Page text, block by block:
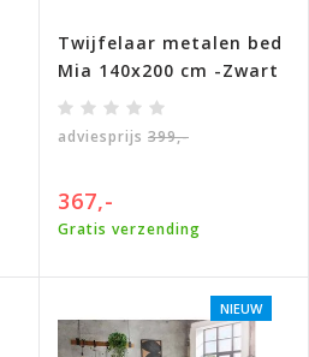
Twijfelaar metalen bed
Mia 140x200 cm -Zwart
adviesprijs 399,-
367,-
Gratis verzending
NIEUW